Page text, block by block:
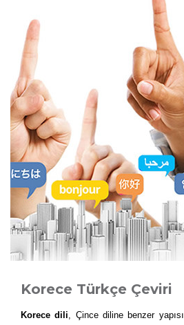
FİYAT TEKLİFİ AL
Korece Türkçe Çeviri
Korece dili, Çince diline benzer